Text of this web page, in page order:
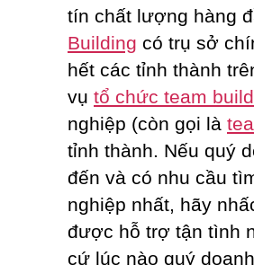
tín chất lượng hàng
Building có trụ sở
hết các tỉnh thành
vụ tổ chức team
nghiệp (còn gọi là
tỉnh thành. Nếu quý
đến và có nhu cầu
nghiệp nhất, hãy
được hỗ trợ tận tình
cứ lúc nào quý